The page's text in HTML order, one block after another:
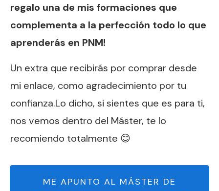
regalo una de mis formaciones que
complementa a la perfección todo lo que
aprenderás en PNM!
Un extra que recibirás por comprar desde
mi enlace, como agradecimiento por tu
confianza.Lo dicho, si sientes que es para ti,
nos vemos dentro del Máster, te lo
recomiendo totalmente 😊
ME APUNTO AL MÁSTER DE